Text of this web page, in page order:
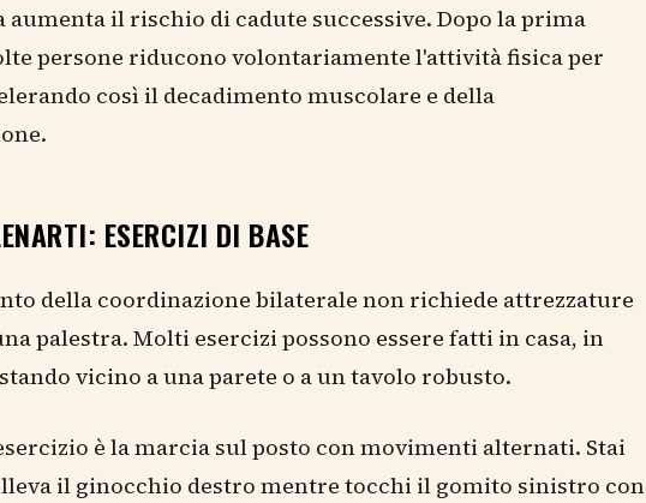
aumenta il rischio di cadute successive. Dopo la prima
persone riducono volontariamente l'attività fisica per
così il decadimento muscolare e della
ESERCIZI DI BASE
della coordinazione bilaterale non richiede attrezzature
palestra. Molti esercizi possono essere fatti in casa, in
vicino a una parete o a un tavolo robusto.
è la marcia sul posto con movimenti alternati. Stai
il ginocchio destro mentre tocchi il gomito sinistro con